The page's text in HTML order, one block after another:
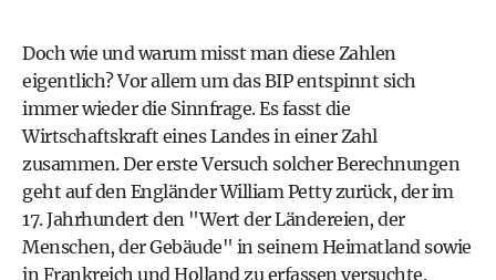
Doch wie und warum misst man diese Zahlen
eigentlich? Vor allem um das BIP entspinnt sich
immer wieder die Sinnfrage. Es fasst die
Wirtschaftskraft eines Landes in einer Zahl
zusammen. Der erste Versuch solcher Berechnungen
geht auf den Engländer William Petty zurück, der im
17. Jahrhundert den "Wert der Ländereien, der
Menschen, der Gebäude" in seinem Heimatland sowie
in Frankreich und Holland zu erfassen versuchte.